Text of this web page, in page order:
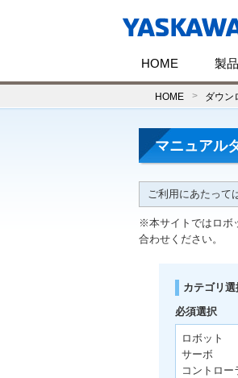
HOME 製
HOME ダウン
マニュアル
ご利用にあたって
※本サイトではロボ
合わせください。
カテゴリ選
必須選択
ロボット
サーボ
コントロー